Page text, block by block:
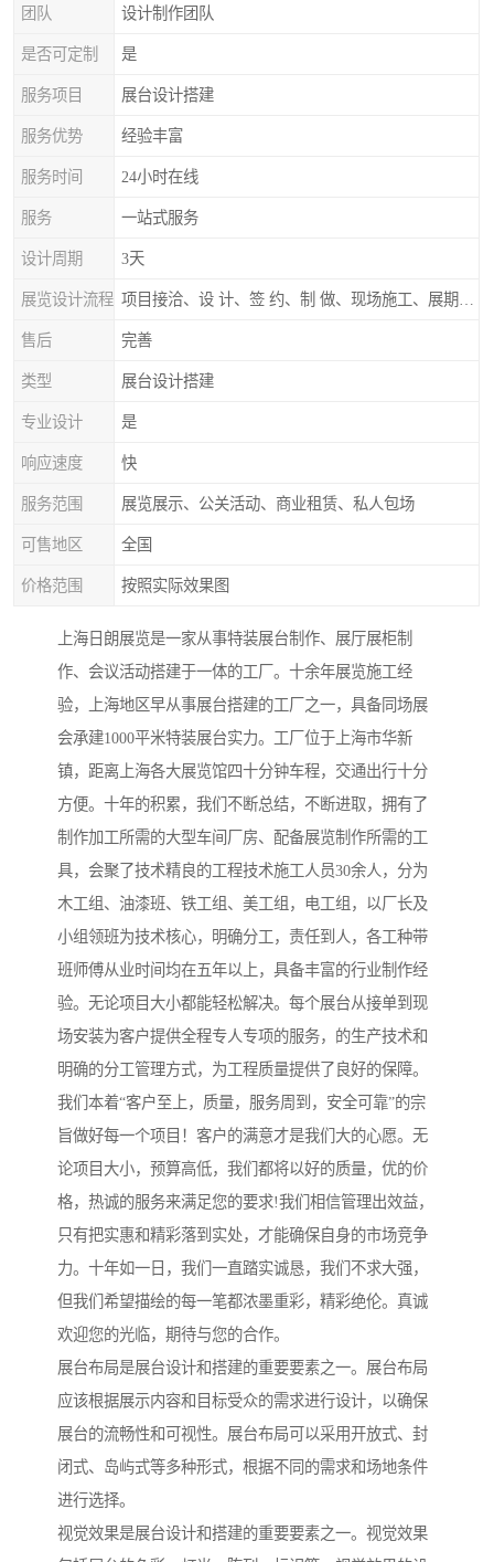
团队 设计制作团队
是否可定制 是
服务项目 展台设计搭建
服务优势 经验丰富
服务时间 24小时在线
服务 一站式服务
设计周期 3天
展览设计流程
售后 完善
类型 展台设计搭建
专业设计 是
响应速度 快
服务范围 展览展示、公关活动、商业租赁、私人包场
可售地区 全国
价格范围 按照实际效果图
上海日朗展览是一家从事特装展台制作、展厅展柜制
作、会议活动搭建于一体的工厂。十余年展览施工经
验，上海地区早从事展台搭建的工厂之一，具备同场展
会承建1000平米特装展台实力。工厂位于上海市华新
镇，距离上海各大展览馆四十分钟车程，交通出行十分
方便。十年的积累，我们不断总结，不断进取，拥有了
制作加工所需的大型车间厂房、配备展览制作所需的工
具，会聚了技术精良的工程技术施工人员30余人，分为
木工组、油漆班、铁工组、美工组，电工组，以厂长及
小组领班为技术核心，明确分工，责任到人，各工种带
班师傅从业时间均在五年以上，具备丰富的行业制作经
验。无论项目大小都能轻松解决。每个展台从接单到现
场安装为客户提供全程专人专项的服务，的生产技术和
明确的分工管理方式，为工程质量提供了良好的保障。
我们本着“客户至上，质量，服务周到，安全可靠”的宗
旨做好每一个项目！客户的满意才是我们大的心愿。无
论项目大小，预算高低，我们都将以好的质量，优的价
格，热诚的服务来满足您的要求!我们相信管理出效益，
只有把实惠和精彩落到实处，才能确保自身的市场竞争
力。十年如一日，我们一直踏实诚恳，我们不求大强，
但我们希望描绘的每一笔都浓墨重彩，精彩绝伦。真诚
欢迎您的光临，期待与您的合作。
展台布局是展台设计和搭建的重要要素之一。展台布局
应该根据展示内容和目标受众的需求进行设计，以确保
展台的流畅性和可视性。展台布局可以采用开放式、封
闭式、岛屿式等多种形式，根据不同的需求和场地条件
进行选择。
视觉效果是展台设计和搭建的重要要素之一。视觉效果